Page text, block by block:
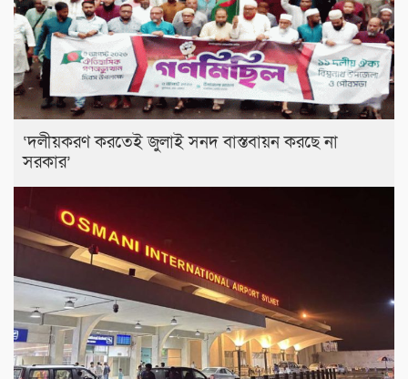
‘দলীয়করণ করতেই জুলাই সনদ বাস্তবায়ন করছে না
সরকার’